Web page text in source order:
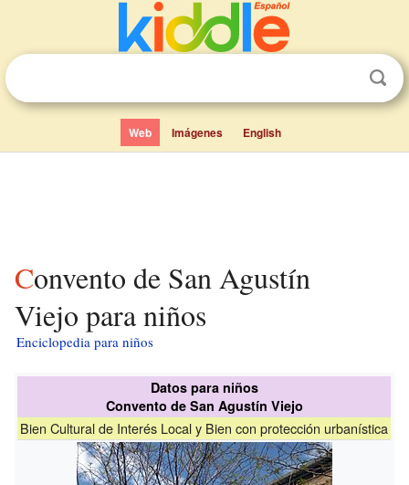
Web Imágenes English
Convento de San Agustín
Viejo para niños
Enciclopedia para niños
Datos para niños
Convento de San Agustín Viejo
Bien Cultural de Interés Local y Bien con protección urbanística